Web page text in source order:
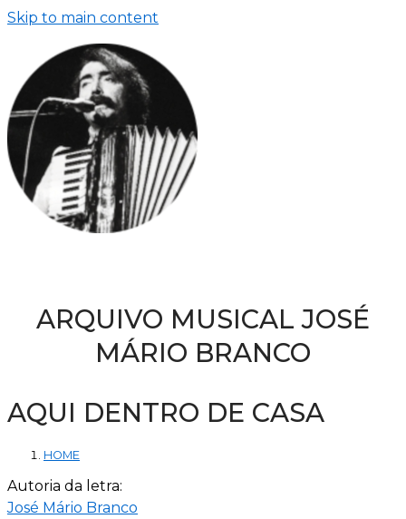
Skip to main content
ARQUIVO MUSICAL JOSÉ
MÁRIO BRANCO
AQUI DENTRO DE CASA
HOME
Autoria da letra:
José Mário Branco